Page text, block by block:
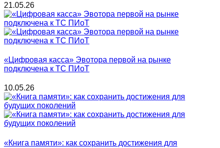
21.05.26
«Цифровая касса» Эвотора первой на рынке
подключена к ТС ПИоТ
10.05.26
«Книга памяти»: как сохранить достижения для